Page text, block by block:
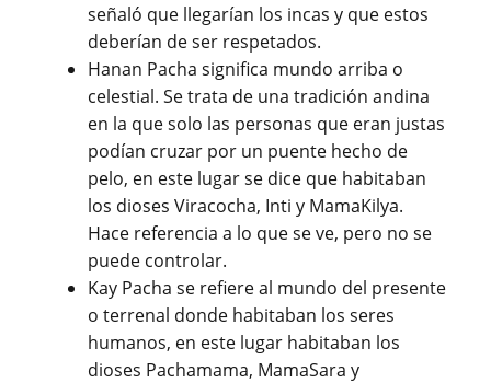
señaló que llegarían los incas y que estos
deberían de ser respetados.
Hanan Pacha significa mundo arriba o
celestial. Se trata de una tradición andina
en la que solo las personas que eran justas
podían cruzar por un puente hecho de
pelo, en este lugar se dice que habitaban
los dioses Viracocha, Inti y MamaKilya.
Hace referencia a lo que se ve, pero no se
puede controlar.
Kay Pacha se refiere al mundo del presente
o terrenal donde habitaban los seres
humanos, en este lugar habitaban los
dioses Pachamama, MamaSara y